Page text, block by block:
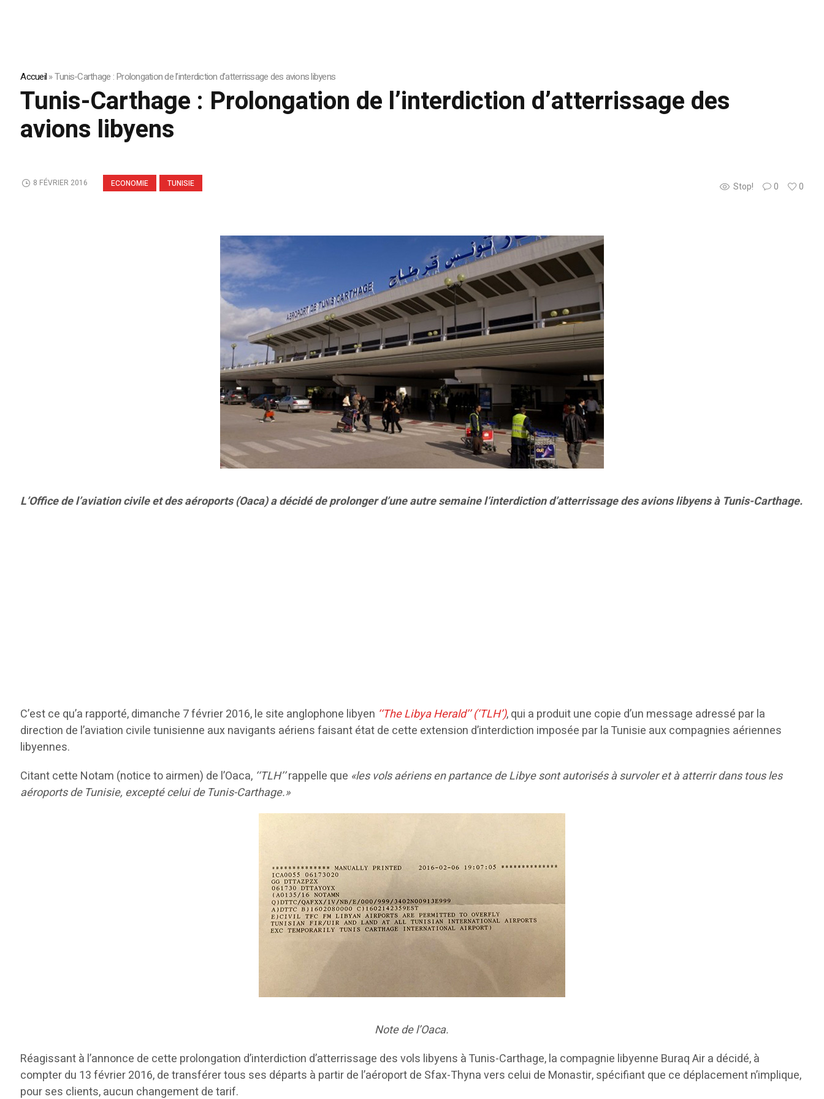
Accueil»Tunis-Carthage : Prolongation de l’interdiction d’atterrissage des avions libyens
Tunis-Carthage : Prolongation de l’interdiction d’atterrissage des
avions libyens
ECONOMIE TUNISIE Stop! 0 0
8 FÉVRIER 2016
L’Office de l’aviation civile et des aéroports (Oaca) a décidé de prolonger d’une autre semaine l’interdiction d’atterrissage des avions libyens à Tunis-Carthage.
C’est ce qu’a rapporté, dimanche 7 février 2016, le site anglophone libyen ‘‘The Libya Herald’’ (‘TLH’), qui a produit une copie d’un message adressé par la
direction de l’aviation civile tunisienne aux navigants aériens faisant état de cette extension d’interdiction imposée par la Tunisie aux compagnies aériennes
libyennes.
Citant cette Notam (notice to airmen) de l’Oaca, ‘‘TLH’’rappelle que «les vols aériens en partance de Libye sont autorisés à survoler et à atterrir dans tous les
aéroports de Tunisie, excepté celui de Tunis-Carthage.»
Note de l’Oaca.
Réagissant à l’annonce de cette prolongation d’interdiction d’atterrissage des vols libyens à Tunis-Carthage, la compagnie libyenne Buraq Air a décidé, à
compter du 13 février 2016, de transférer tous ses départs à partir de l’aéroport de Sfax-Thyna vers celui de Monastir, spécifiant que ce déplacement n’implique,
pour ses clients, aucun changement de tarif.